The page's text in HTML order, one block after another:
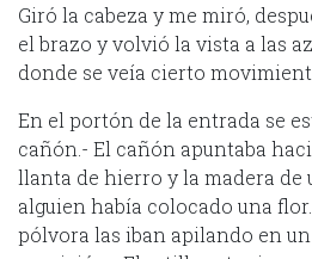
Giró la cabeza y me miró,
el brazo y volvió la vista a las
donde se veía cierto
En el portón de la entrada se
cañón.- El cañón apuntaba
llanta de hierro y la madera de
alguien había colocado una
pólvora las iban apilando en